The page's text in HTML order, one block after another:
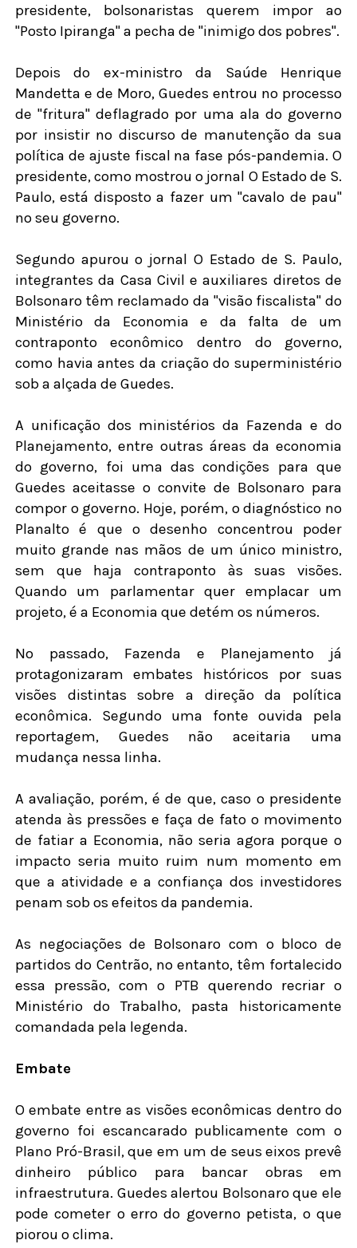
presidente, bolsonaristas querem impor ao
"Posto Ipiranga" a pecha de "inimigo dos pobres".
Depois do ex-ministro da Saúde Henrique
Mandetta e de Moro, Guedes entrou no processo
de "fritura" deflagrado por uma ala do governo
por insistir no discurso de manutenção da sua
política de ajuste fiscal na fase pós-pandemia. O
presidente, como mostrou o jornal O Estado de S.
Paulo, está disposto a fazer um "cavalo de pau"
no seu governo.
Segundo apurou o jornal O Estado de S. Paulo,
integrantes da Casa Civil e auxiliares diretos de
Bolsonaro têm reclamado da "visão fiscalista" do
Ministério da Economia e da falta de um
contraponto econômico dentro do governo,
como havia antes da criação do superministério
sob a alçada de Guedes.
A unificação dos ministérios da Fazenda e do
Planejamento, entre outras áreas da economia
do governo, foi uma das condições para que
Guedes aceitasse o convite de Bolsonaro para
compor o governo. Hoje, porém, o diagnóstico no
Planalto é que o desenho concentrou poder
muito grande nas mãos de um único ministro,
sem que haja contraponto às suas visões.
Quando um parlamentar quer emplacar um
projeto, é a Economia que detém os números.
No passado, Fazenda e Planejamento já
protagonizaram embates históricos por suas
visões distintas sobre a direção da política
econômica. Segundo uma fonte ouvida pela
reportagem, Guedes não aceitaria uma
mudança nessa linha.
A avaliação, porém, é de que, caso o presidente
atenda às pressões e faça de fato o movimento
de fatiar a Economia, não seria agora porque o
impacto seria muito ruim num momento em
que a atividade e a confiança dos investidores
penam sob os efeitos da pandemia.
As negociações de Bolsonaro com o bloco de
partidos do Centrão, no entanto, têm fortalecido
essa pressão, com o PTB querendo recriar o
Ministério do Trabalho, pasta historicamente
comandada pela legenda.
Embate
O embate entre as visões econômicas dentro do
governo foi escancarado publicamente com o
Plano Pró-Brasil, que em um de seus eixos prevê
dinheiro público para bancar obras em
infraestrutura. Guedes alertou Bolsonaro que ele
pode cometer o erro do governo petista, o que
piorou o clima.